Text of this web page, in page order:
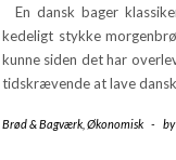
En dansk bager
kedeligt stykke
kunne siden det har
tidskrævende at lave
Brød & Bagværk, Økonomisk - by